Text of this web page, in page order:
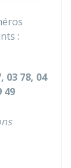
:
03 78, 04
49